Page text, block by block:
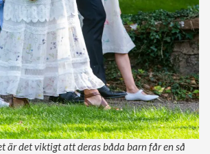
är det viktigt att deras båda barn får en så